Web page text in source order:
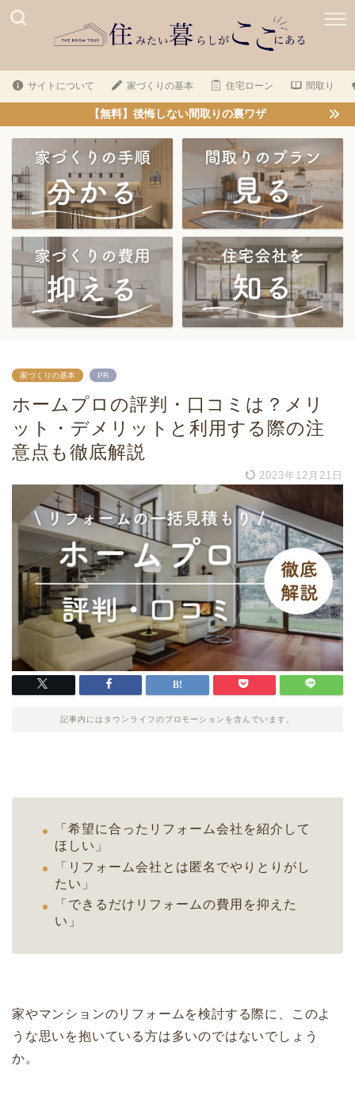
サイトについて 家づくりの基本 住宅ローン 間取り
【無料】後悔しない間取りの裏ワザ
家づくりの基本 PR
ホームプロの評判・口コミは？メリ
ット・デメリットと利用する際の注
意点も徹底解説
2023年12月21日
記事内にはタウンライフのプロモーションを含んでいます。
「希望に合ったリフォーム会社を紹介して
ほしい」
「リフォーム会社とは匿名でやりとりがし
たい」
「できるだけリフォームの費用を抑えた
い」
家やマンションのリフォームを検討する際に、このよ
うな思いを抱いている方は多いのではないでしょう
か。